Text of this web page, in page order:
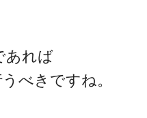
あれば
べきですね。